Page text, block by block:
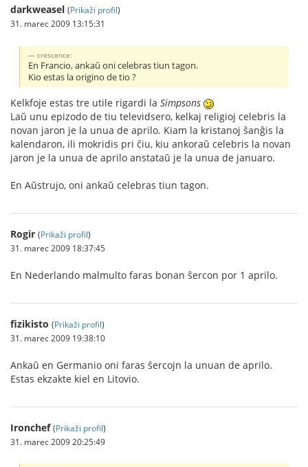
darkweasel (Prikaži profil)
31. marec 2009 13:15:31
crescence:
En Francio, ankaŭ oni celebras tiun tagon.
Kio estas la origino de tio ?
Kelkfoje estas tre utile rigardi la Simpsons
Laŭ unu epizodo de tiu televidsero, kelkaj religioj celebris la
novan jaron je la unua de aprilo. Kiam la kristanoj ŝanĝis la
kalendaron, ili mokridis pri ĉiu, kiu ankoraŭ celebris la novan
jaron je la unua de aprilo anstataŭ je la unua de januaro.
En Aŭstrujo, oni ankaŭ celebras tiun tagon.
Rogir (Prikaži profil)
31. marec 2009 18:37:45
En Nederlando malmulto faras bonan ŝercon por 1 aprilo.
fizikisto (Prikaži profil)
31. marec 2009 19:38:10
Ankaŭ en Germanio oni faras ŝercojn la unuan de aprilo.
Estas ekzakte kiel en Litovio.
Ironchef (Prikaži profil)
31. marec 2009 20:25:49